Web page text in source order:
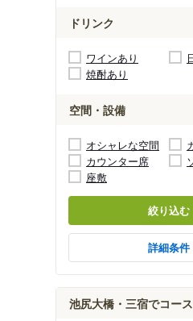
ドリンク
ワインあり
焼酎あり
空間・設備
オシャレな空間
カウンター席
座敷
絞り込む
詳細条件
池尻大橋・三宿でコー